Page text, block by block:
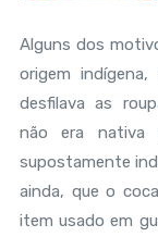
Alguns dos
origem
desfilava as
não era nativa
supostamente
ainda, que o
item usado em